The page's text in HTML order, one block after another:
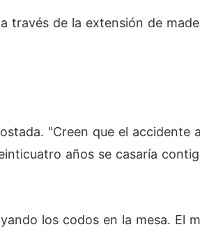
través de la extensión de
"Creen que el accidente
años se casaría
los codos en la mesa. El